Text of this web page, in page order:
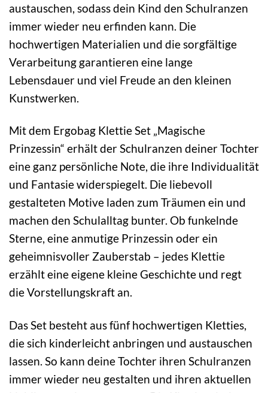
austauschen, sodass dein Kind den Schulranzen
immer wieder neu erfinden kann. Die
hochwertigen Materialien und die sorgfältige
Verarbeitung garantieren eine lange
Lebensdauer und viel Freude an den kleinen
Kunstwerken.
Mit dem Ergobag Klettie Set „Magische
Prinzessin“ erhält der Schulranzen deiner Tochter
eine ganz persönliche Note, die ihre Individualität
und Fantasie widerspiegelt. Die liebevoll
gestalteten Motive laden zum Träumen ein und
machen den Schulalltag bunter. Ob funkelnde
Sterne, eine anmutige Prinzessin oder ein
geheimnisvoller Zauberstab – jedes Klettie
erzählt eine eigene kleine Geschichte und regt
die Vorstellungskraft an.
Das Set besteht aus fünf hochwertigen Kletties,
die sich kinderleicht anbringen und austauschen
lassen. So kann deine Tochter ihren Schulranzen
immer wieder neu gestalten und ihren aktuellen